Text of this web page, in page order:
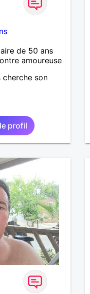
de 50 ans
amoureuse
cherche son
profil